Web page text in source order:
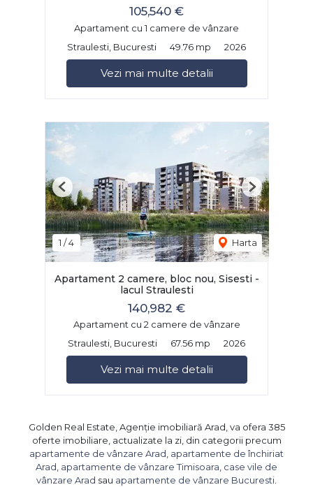
105,540 €
Apartament cu 1 camere de vânzare
Straulesti, Bucuresti
49.76 mp 2026
Vezi mai multe detalii
1 /4 Harta
Previous Next
Apartament 2 camere, bloc nou, Sisesti -
lacul Straulesti
140,982 €
Apartament cu 2 camere de vânzare
Straulesti, Bucuresti
67.56 mp 2026
Vezi mai multe detalii
Golden Real Estate, Agenție imobiliară Arad, va ofera 385
oferte imobiliare, actualizate la zi, din categorii precum
apartamente de vânzare Arad, apartamente de închiriat
Arad, apartamente de vânzare Timisoara, case vile de
vânzare Arad sau apartamente de vânzare Bucuresti.